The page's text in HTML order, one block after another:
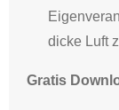
dicke Luft
Gratis